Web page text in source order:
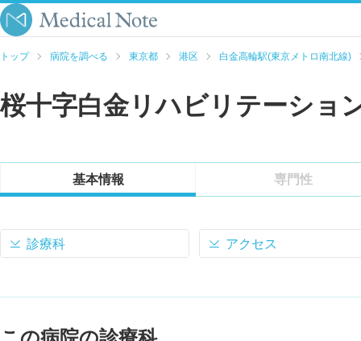
トップ 病院を調べる 東京都 港区 白金高輪駅(東京メトロ南北線)
桜十字白金リハビリテーショ
基本情報 専門性
診療科 アクセス